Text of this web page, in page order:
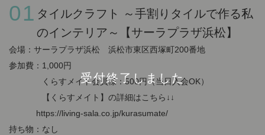
01 タイルクラフト ～手割りタイルで作る私
のインテリア～【サーラプラザ浜松】
会場：サーラプラザ浜松 浜松市東区西塚町200番地
参加費：1,000円
くらすメイト会員様：500円（当日入会OK）
【くらすメイト】の詳細はこちら↓↓
https://living-sala.co.jp/kurasumate/
持ち物：なし
受付終了しました